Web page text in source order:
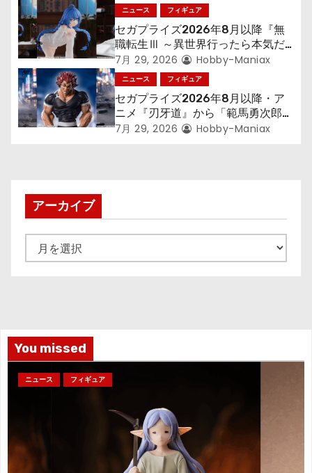
ン 「フリーレン」を立体化！
ニュース フィギュア
セガプライズ2026年8月以降『無
職転生Ⅲ ～異世界行ったら本気だ
す～』から「ロキシー」のフィギュ
アが登場！
7月 29, 2026 Hobby-Maniax
ニュース フィギュア
セガプライズ2026年8月以降・ア
ニメ『刃牙道』から「範馬勇次郎」
が登場ッッ!!
7月 29, 2026 Hobby-Maniax
アーカイブ
ー
You missed
ニュース フィギュア